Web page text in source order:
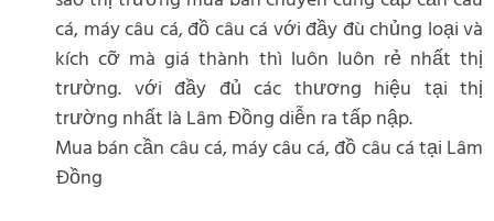
cá, máy câu cá, đồ câu cá với đầy đù chủng loại và
kích cỡ mà giá thành thì luôn luôn rẻ nhất thị
trường. với đầy đủ các thương hiệu tại thị
trường nhất là Lâm Đồng diễn ra tấp nập.
Mua bán cần câu cá, máy câu cá, đồ câu cá tại Lâm
Đồng